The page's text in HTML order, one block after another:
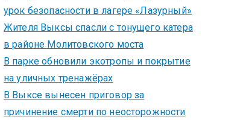
урок безопасности в лагере «Лазурный»
Жителя Выксы спасли с тонущего катера
в районе Молитовского моста
В парке обновили экотропы и покрытие
на уличных тренажёрах
В Выксе вынесен приговор за
причинение смерти по неосторожности